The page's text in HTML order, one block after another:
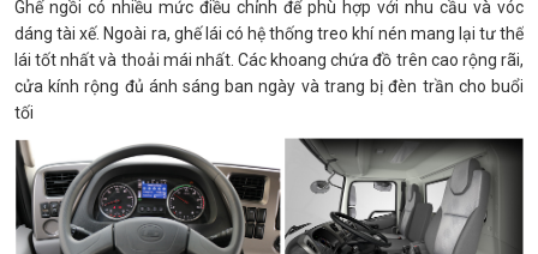
Ghế ngồi có nhiều mức điều chỉnh để phù hợp với nhu cầu và vóc
dáng tài xế. Ngoài ra, ghế lái có hệ thống treo khí nén mang lại tư thế
lái tốt nhất và thoải mái nhất. Các khoang chứa đồ trên cao rộng rãi,
cửa kính rộng đủ ánh sáng ban ngày và trang bị đèn trần cho buổi
tối